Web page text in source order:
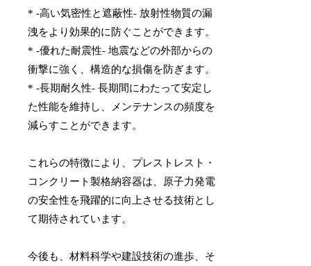
* -高い気密性と遮蔽性- 放射性物質の漏
洩をより効果的に防ぐことができます。
* -優れた耐震性- 地震などの外部からの
衝撃に強く、構造的な損傷を防ぎます。
* -長期耐久性- 長期間にわたって安定し
た性能を維持し、メンテナンスの頻度を
減らすことができます。
これらの特徴により、プレストレスト・
コンクリート製格納容器は、原子力発電
の安全性を飛躍的に向上させる技術とし
て期待されています。
今後も、材料科学や建設技術の進歩、そ